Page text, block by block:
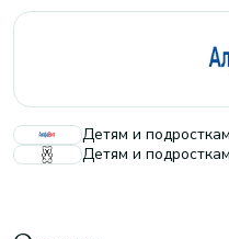
Детям и подросткам
Детям и подросткам